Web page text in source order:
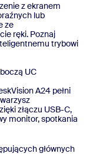
z ekranem
lub
ze
ręki. Poznaj
trybowi
UC
A24 pełni
złączu USB-C,
monitor, spotkania
głównych